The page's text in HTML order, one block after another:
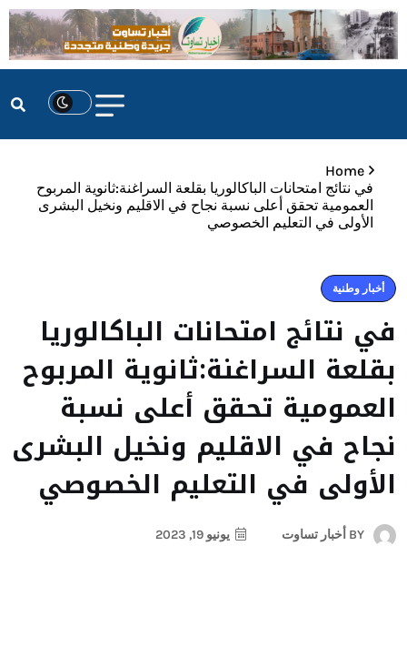
Home
في نتائج امتحانات الباكالوريا بقلعة السراغنة:ثانوية المربوح
العمومية تحقق أعلى نسبة نجاح في الاقليم ونخيل البشرى
الأولى في التعليم الخصوصي
أخبار وطنية
في نتائج امتحانات الباكالوريا
بقلعة السراغنة:ثانوية المربوح
العمومية تحقق أعلى نسبة
نجاح في الاقليم ونخيل البشرى
الأولى في التعليم الخصوصي
BY أخبار تساوت يونيو 19, 2023